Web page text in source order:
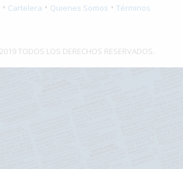
• Cartelera • Quienes Somos • Términos
TODOS LOS DERECHOS RESERVADOS.